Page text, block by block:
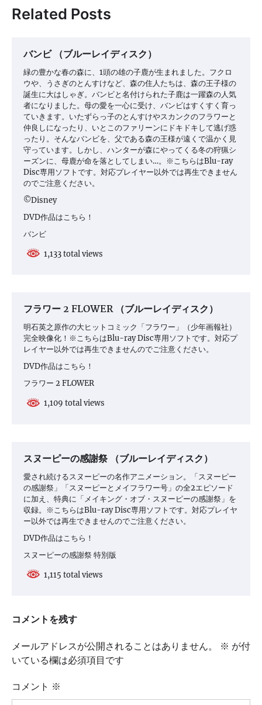
ー
シ
ン
Related Posts
バンビ （ブルーレイディスク）
緑の豊かな春の森に、1頭の雄の子鹿が生まれました。フクロ
ウや、うさぎのとんすけなど、森の住人たちは、森の王子様の
誕生に大はしゃぎ。バンビと名付けられた子鹿は一躍森の人気
者になりました。母の愛を一心に受け、バンビはすくすく育っ
ていきます。いたずらっ子のとんすけやスカンクのフラワーと
仲良しになったり、いとこのファリーンにドキドキして逃げ惑
ったり。そんなバンビを、父である森の王様が遠くで温かく見
守っています。しかし、ハンターが森にやってくる冬の狩猟シ
ーズンに、母鹿が命を落としてしまい…。※こちらはBlu-ray
Disc専用ソフトです。対応プレイヤー以外では再生できません
のでご注意ください。
©Disney
DVD作品はこちら！
バンビ
1,133 total views
フラワー 2 FLOWER （ブルーレイディスク）
明石英之原作の大ヒットコミック「フラワー」（少年画報社）
完全映像化！※こちらはBlu-ray Disc専用ソフトです。対応プ
レイヤー以外では再生できませんのでご注意ください。
DVD作品はこちら！
フラワー 2 FLOWER
1,109 total views
スヌーピーの感謝祭 （ブルーレイディスク）
愛され続けるスヌーピーの名作アニメーション。「スヌーピー
の感謝祭」「スヌーピーとメイフラワー号」の全2エピソード
に加え、特典に「メイキング・オブ・スヌーピーの感謝祭」を
収録。※こちらはBlu-ray Disc専用ソフトです。対応プレイヤ
ー以外では再生できませんのでご注意ください。
DVD作品はこちら！
スヌーピーの感謝祭 特別版
1,115 total views
コメントを残す
メールアドレスが公開されることはありません。 ※ が付
いている欄は必須項目です
コメント ※